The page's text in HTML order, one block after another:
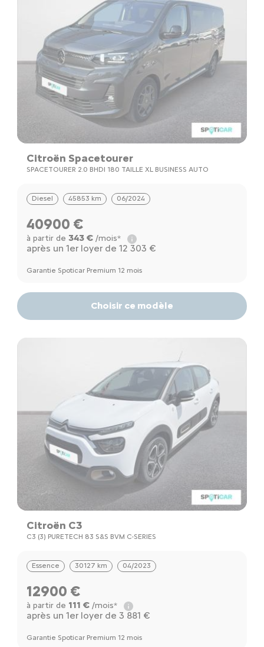
Citroën Spacetourer
SPACETOURER 2.0 BHDI 180 TAILLE XL BUSINESS AUTO
Diesel 45853 km 06/2024
40900 €
à partir de 343 €/mois*
après un 1er loyer de 12 303 €
Garantie Spoticar Premium 12 mois
Choisir ce modèle
Citroën C3
C3 (3) PURETECH 83 S&S BVM C-SERIES
Essence 30127 km 04/2023
12900 €
à partir de 111 €/mois*
après un 1er loyer de 3 881 €
Garantie Spoticar Premium 12 mois